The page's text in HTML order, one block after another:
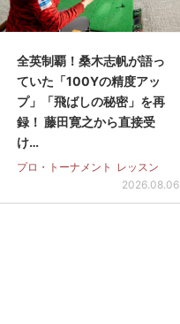
全英制覇！桑木志帆が語っ
ていた「100Yの精度アッ
プ」「飛ばしの秘密」を再
録！ 藤田寛之から直接受
け…
プロ・トーナメント レッスン
2026.08.06